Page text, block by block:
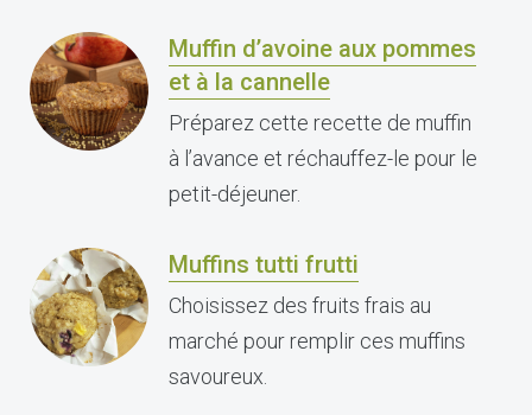
Muffin d’avoine aux pommes
et à la cannelle
Préparez cette recette de muffin
à l’avance et réchauffez-le pour le
petit-déjeuner.
Muffins tutti frutti
Choisissez des fruits frais au
marché pour remplir ces muffins
savoureux.